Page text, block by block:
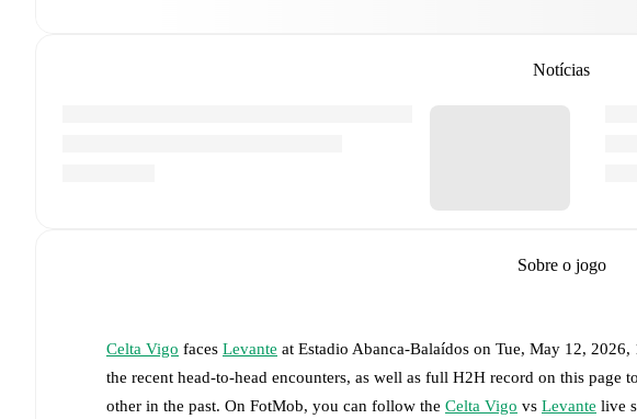
Notícias
Sobre o jogo
Celta Vigo faces Levante at Estadio Abanca-Balaídos on Tue, May 12, 2026,
the recent head-to-head encounters, as well as full H2H record on this page
other in the past. On FotMob, you can follow the Celta Vigo vs Levante live